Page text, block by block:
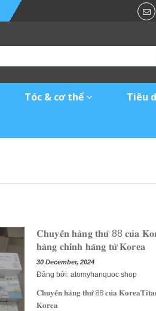
Tóc & cơ thể Tiêu
𝐂𝐡𝐮𝐲𝐞̂́𝐧 𝐡𝐚̀𝐧𝐠 𝐭𝐡𝐮̛́ 88 𝐜𝐮̉𝐚 𝐊𝐨𝐫𝐞𝐚𝐓𝐢𝐭𝐚𝐧.𝐜𝐨𝐦 𝐭𝐫𝐨𝐧𝐠 𝐧𝐚̆𝐦 𝟐𝟎𝟐𝟒 - 𝐂𝐡𝐮𝐲𝐞̂𝐧 𝐧𝐡𝐚̣̂𝐩
𝐡𝐚̀𝐧𝐠 𝐜𝐡𝐢́𝐧𝐡 𝐡𝐚̃𝐧𝐠 𝐭𝐮̛̀ 𝐊𝐨𝐫𝐞𝐚
30 December, 2024
Đăng bởi: atomyhanquoc shop
𝐂𝐡𝐮𝐲𝐞̂́𝐧 𝐡𝐚̀𝐧𝐠 𝐭𝐡𝐮̛́ 88 𝐜𝐮̉𝐚
𝐊𝐨𝐫𝐞𝐚